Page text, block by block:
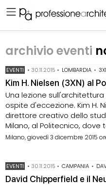
archivio eventi
EVENTI • 30.11.2015 • LOMBARDIA •
Kim H. Nielsen (3XN) al
Una lezione
ospite d'eccezione. Kim H.
direttore creativo dello
Milano, al Politecnico, dove
Milano, giovedì 3 dicembre 2015
EVENTI • 30.11.2015 • CAMPANIA •
David Chipperfield e il